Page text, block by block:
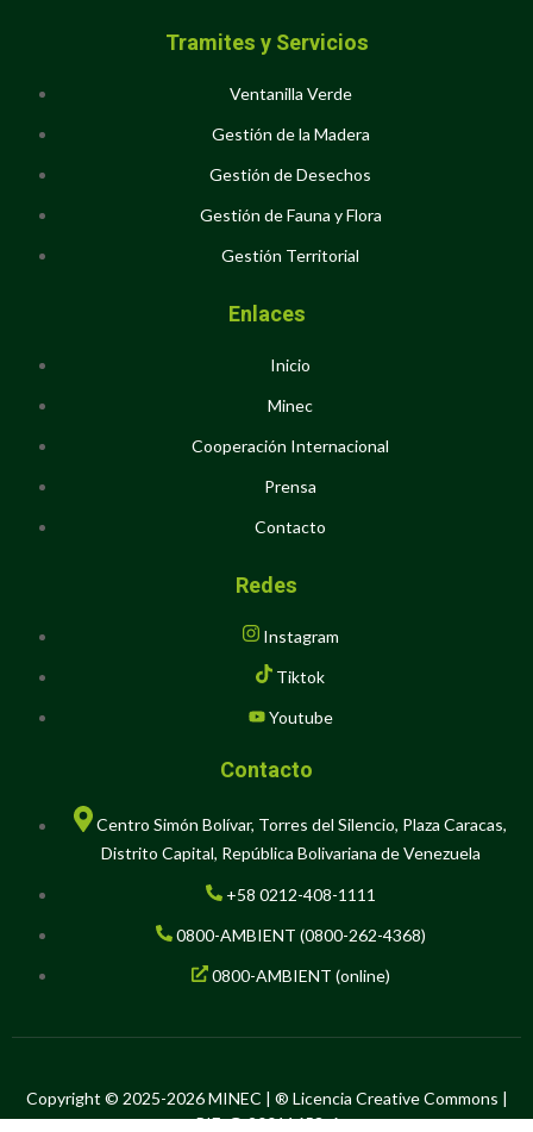
Tramites y Servicios
Ventanilla Verde
Gestión de la Madera
Gestión de Desechos
Gestión de Fauna y Flora
Gestión Territorial
Enlaces
Inicio
Minec
Cooperación Internacional
Prensa
Contacto
Redes
Instagram
Tiktok
Youtube
Contacto
Centro Simón Bolívar, Torres del Silencio, Plaza Caracas,
Distrito Capital, República Bolivariana de Venezuela
+58 0212-408-1111
0800-AMBIENT (0800-262-4368)
0800-AMBIENT (online)
Copyright © 2025-2026 MINEC | ® Licencia Creative Commons |
RIF: G-20011653-6